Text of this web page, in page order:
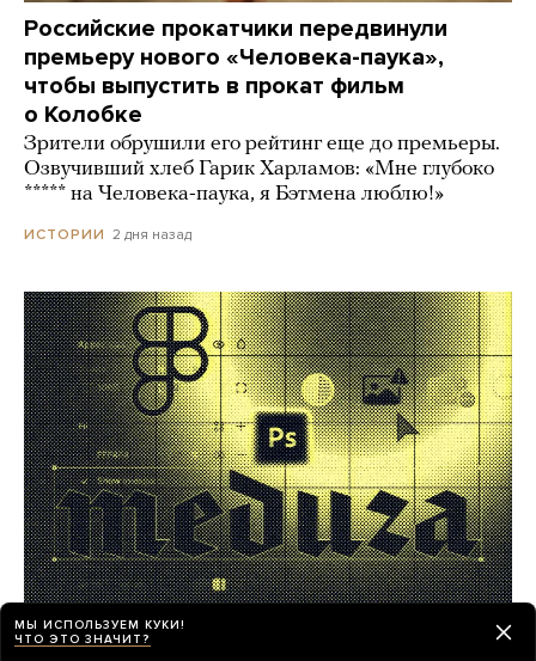
Российские прокатчики передвинули
премьеру нового «Человека-паука»,
чтобы выпустить в прокат фильм
о Колобке
Зрители обрушили его рейтинг еще до премьеры.
Озвучивший хлеб Гарик Харламов: «Мне глубоко
***** на Человека-паука, я Бэтмена люблю!»
ИСТОРИИ 2 дня назад
Работа в «Медузе»! Мы ищем
МЫ ИСПОЛЬЗУЕМ КУКИ!
ЧТО ЭТО ЗНАЧИТ?